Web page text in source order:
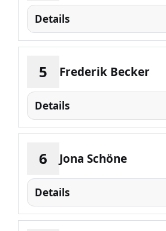
Details
5 Frederik Becker
Details
6 Jona Schöne
Details